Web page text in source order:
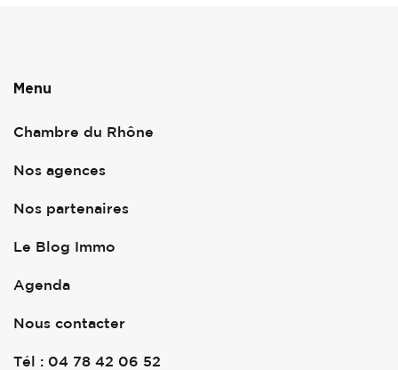
Menu
Chambre du Rhône
Nos agences
Nos partenaires
Le Blog Immo
Agenda
Nous contacter
Tél : 04 78 42 06 52